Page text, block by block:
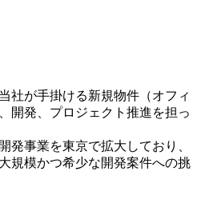
社が手掛ける新規物件（オフィ
開発、プロジェクト推進を担っ
発事業を東京で拡大しており、
規模かつ希少な開発案件への挑